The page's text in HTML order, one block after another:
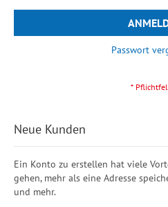
Passwort
Neue Kunden
Ein Konto zu erstellen hat viele
gehen, mehr als eine Adresse
und mehr.